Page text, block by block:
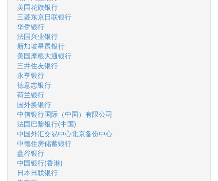
美国花旗银行
三菱东京日联银行
华侨银行
法国兴业银行
新加坡星展银行
美国摩根大通银行
三井住友银行
永亨银行
德意志银行
荷兰银行
国外换银行
中信银行国际（中国）有限公司
法国巴黎银行(中国)
中国外汇交易中心北京备份中心
中德住房储蓄银行
盘谷银行
中国银行(香港)
日本日联银行